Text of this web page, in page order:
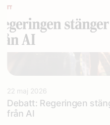
22 maj 2026
Debatt: Regeringen
från AI